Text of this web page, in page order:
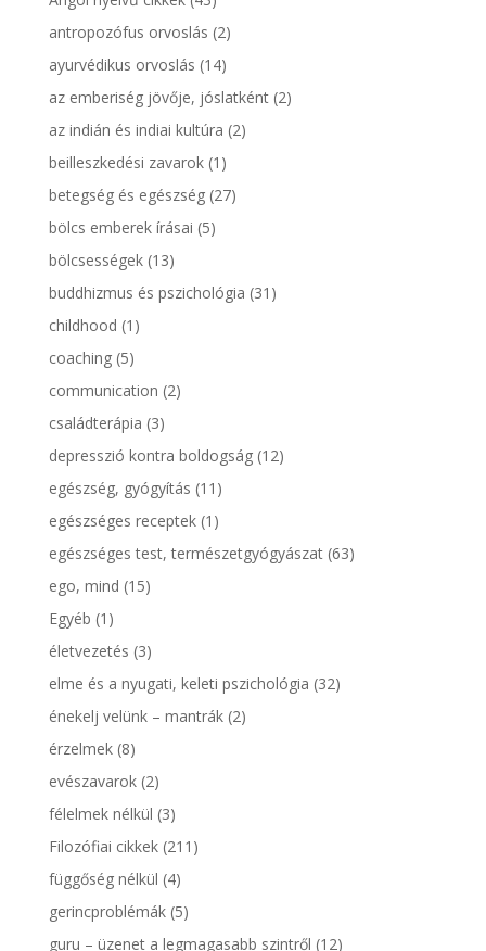
antropozófus orvoslás (2)
ayurvédikus orvoslás (14)
az emberiség jövője, jóslatként(2)
az indián és indiai kultúra (2)
beilleszkedési zavarok(1)
betegség és egészség(27)
bölcs emberek írásai (5)
bölcsességek(13)
buddhizmus és pszichológia (31)
childhood (1)
coaching(5)
communication (2)
családterápia (3)
depresszió kontra boldogság(12)
egészség, gyógyítás (11)
egészséges receptek(1)
egészséges test, természetgyógyászat(63)
ego, mind (15)
Egyéb (1)
életvezetés (3)
elme és a nyugati, keleti pszichológia (32)
énekelj velünk – mantrák(2)
érzelmek(8)
evészavarok(2)
félelmek nélkül (3)
Filozófiai cikkek(211)
függőség nélkül (4)
gerincproblémák(5)
guru – üzenet a legmagasabb szintről (12)